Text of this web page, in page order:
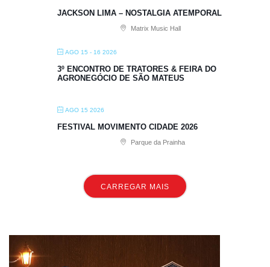
JACKSON LIMA – NOSTALGIA ATEMPORAL
Matrix Music Hall
AGO 15 - 16 2026
3º ENCONTRO DE TRATORES & FEIRA DO
AGRONEGÓCIO DE SÃO MATEUS
AGO 15 2026
FESTIVAL MOVIMENTO CIDADE 2026
Parque da Prainha
CARREGAR MAIS